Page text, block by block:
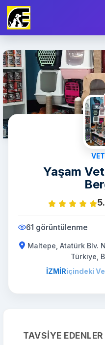
Yaşam
61 görüntülenme
Maltepe, Atatürk Blv.
Türkiye,
İZMİRiçindeki
TAVSIYE EDENLER